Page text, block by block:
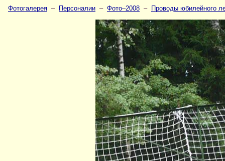
Фотогалерея – Персоналии – Фото–2008 – Проводы юбилейного